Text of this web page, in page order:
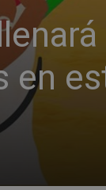
en